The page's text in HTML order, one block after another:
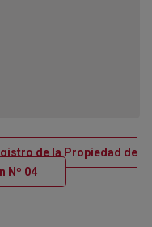
de la Propiedad de
Nº 04Ventana nueva